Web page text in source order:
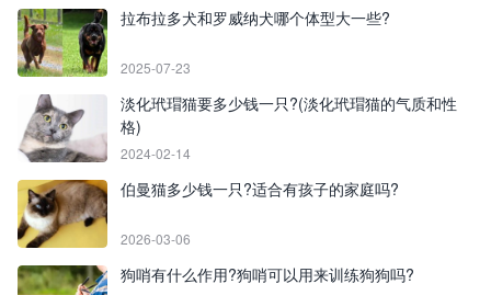
拉布拉多犬和罗威纳犬哪个体型大一些?
2025-07-23
淡化玳瑁猫要多少钱一只?(淡化玳瑁猫的气质和性
格)
2024-02-14
伯曼猫多少钱一只?适合有孩子的家庭吗?
2026-03-06
狗哨有什么作用?狗哨可以用来训练狗狗吗?